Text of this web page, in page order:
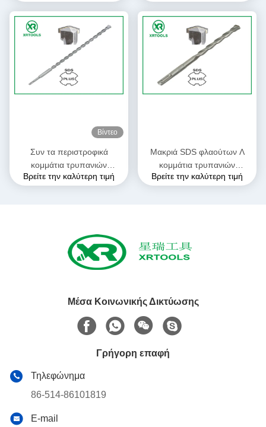
σκληρό Stone
φραγμό/το τούβλο/τον τοίχο
Βίντεο
Συν τα περιστροφικά
κομμάτια τρυπανιών
σφυριών SDS για την
Βρείτε την καλύτερη τιμή
Μακριά SDS φλαούτων Λ
κομμάτια τρυπανιών
συστροφής, περιστροφικά
Βρείτε την καλύτερη τιμή
Μέσα Κοινωνικής Δικτύωσης
Γρήγορη επαφή
Τηλεφώνημα
86-514-86101819
E-mail